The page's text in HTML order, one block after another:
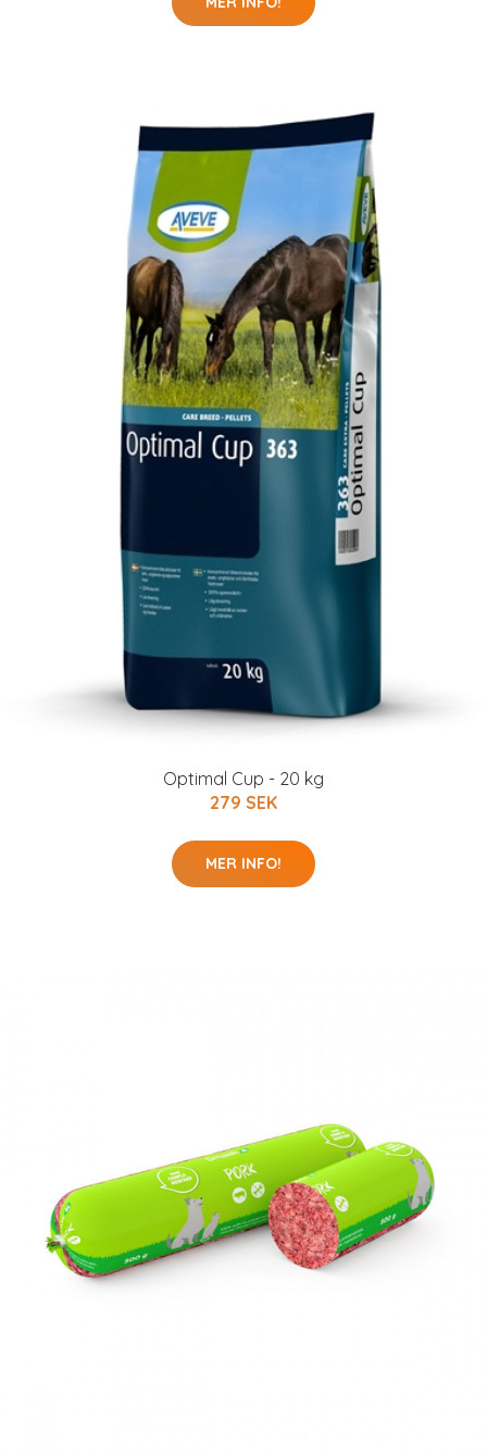
Optimal Cup - 20 kg
279 SEK
MER INFO!